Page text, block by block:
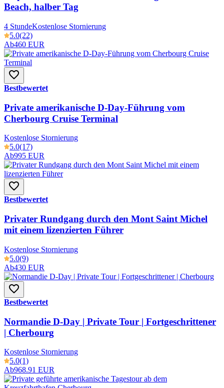
Beach, halber Tag
4 StundeKostenlose Stornierung
5.0(22)
Ab460 EUR
Bestbewertet
Private amerikanische D-Day-Führung vom
Cherbourg Cruise Terminal
Kostenlose Stornierung
5.0(17)
Ab995 EUR
Bestbewertet
Privater Rundgang durch den Mont Saint Michel
mit einem lizenzierten Führer
Kostenlose Stornierung
5.0(9)
Ab430 EUR
Bestbewertet
Normandie D-Day | Private Tour | Fortgeschrittener
| Cherbourg
Kostenlose Stornierung
5.0(1)
Ab968.91 EUR